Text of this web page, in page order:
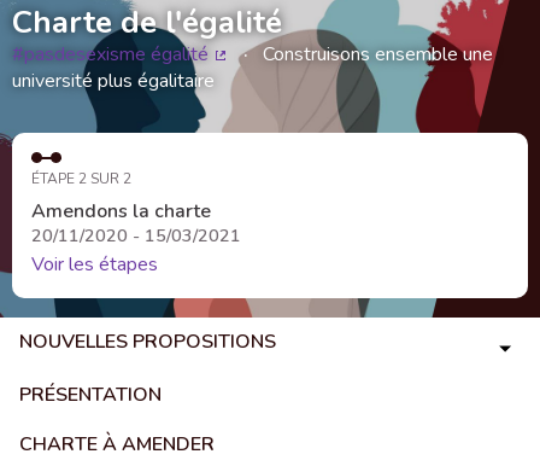
Charte de l'égalité
#pasdesexisme égalité
(Lien externe)
Construisons ensemble une
université plus égalitaire
ÉTAPE 2 SUR 2
Amendons la charte
20/11/2020 - 15/03/2021
Voir les étapes
NOUVELLES PROPOSITIONS
PRÉSENTATION
CHARTE À AMENDER